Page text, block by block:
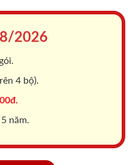
8/2026
4 bộ).
năm.